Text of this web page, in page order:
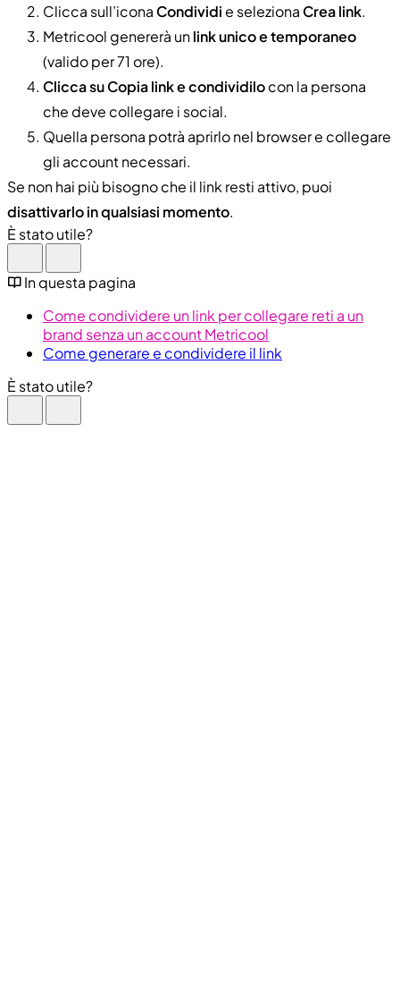
Clicca sull’icona Condividie seleziona Crea link.
Metricool genererà unlink unico e temporaneo
(valido per 71 ore).
Clicca su Copia link e condividilocon la persona
che deve collegare i social.
Quella persona potrà aprirlo nel browser e collegare
gli account necessari.
Se non hai più bisogno che il link resti attivo, puoi
disattivarlo in qualsiasi momento.
È stato utile?
In questa pagina
Come condividere un link per collegare reti a un
brand senza un account Metricool
Come generare e condividere il link
È stato utile?